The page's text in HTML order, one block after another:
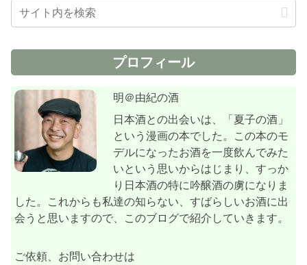
プロフィール
明＠由紀の酒
日本酒との出会いは、「夏子の酒」
という漫画の本でした。この本のモ
デルになったお酒を一度飲んでみた
いという思いからはじまり、すっか
り日本酒の特に吟醸酒の虜になりま
した。これからも私達の知らない、すばらしいお酒に出
会うと思いますので、このブログで紹介していきます。
ご依頼、お問い合わせは